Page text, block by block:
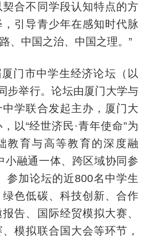
合不同学段认知特点的方
引导青少年在感知时代脉
、中国之治、中国之理。”
门市中学生经济论坛（以
步举行。论坛由厦门大学与
学联合发起主办，厦门大
以“经世济民·青年使命”为
教育与高等教育的深度融
小融通一体、跨区域协同参
参加论坛的近800名中学生
绿色低碳、科技创新、合作
告、国际经贸模拟大赛、
模拟联合国大会等环节，